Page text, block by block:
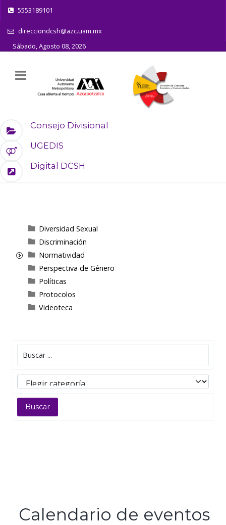
5553189101
direcciondcsh@azc.uam.mx
Sábado, Agosto 08, 2026
Consejo Divisional
UGEDIS
Digital DCSH
Diversidad Sexual
Discriminación
Normatividad
Perspectiva de Género
Políticas
Protocolos
Videoteca
Calendario de eventos